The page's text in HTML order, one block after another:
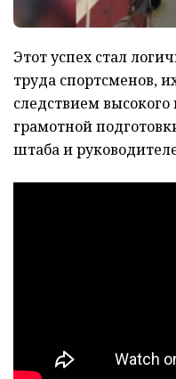
Этот успех стал
труда спортсменов,
следствием
грамотной
штаба и